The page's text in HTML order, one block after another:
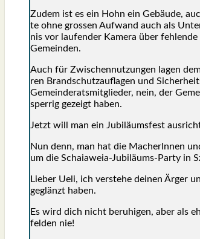
Zudem ist es ein Hohn ein Gebäu­de,
te ohne gros­sen Auf­wand auch als
nis vor lau­fen­der Kame­ra über
Gemein­den.
Auch für Zwi­schen­nut­zun­gen lagen
ren Brand­schutz­auf­la­gen und
Gemein­de­rats­mit­glie­der, nein, der
sper­rig gezeigt haben.
Jetzt will man ein Jubi­lä­ums­fest
Nun denn, man hat die Mache­rIn­nen
um die Schaiaweia-Jubi­lä­ums-Par­ty in
Lie­ber Ueli, ich ver­ste­he dei­nen Ärger
geglänzt haben.
Es wird dich nicht beru­hi­gen, aber als
fel­den nie!